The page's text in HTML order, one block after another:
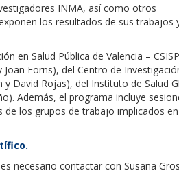
INMA, así como otros
los resultados de sus trabajos
en Salud Pública de Valencia –
Forns), del Centro de
David Rojas), del Instituto de Salud
Además, el programa incluye
los grupos de trabajo implicados
necesario contactar con Susana